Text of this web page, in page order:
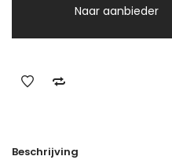
Naar aanbieder
Beschrijving